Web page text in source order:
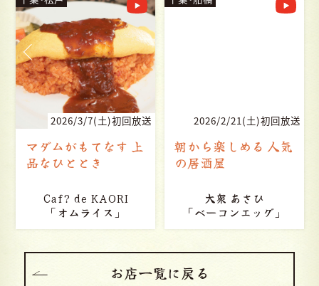
2026/3/7(土)初回放送
マダムがもてなす 上
品なひととき
Caf? de KAORI
「オムライス」
2026/2/21(土)初回放送
朝から楽しめる 人気
の居酒屋
大衆 あさひ
「ベーコンエッグ」
お店一覧に戻る